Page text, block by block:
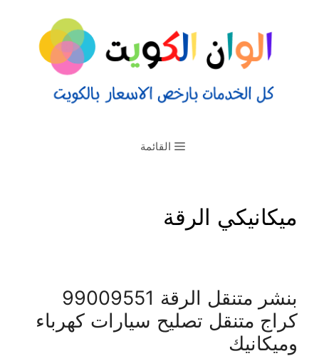
القائمة
ميكانيكي الرقة
كراج متنقل تصليح سيارات كهرباء
وميكانيك